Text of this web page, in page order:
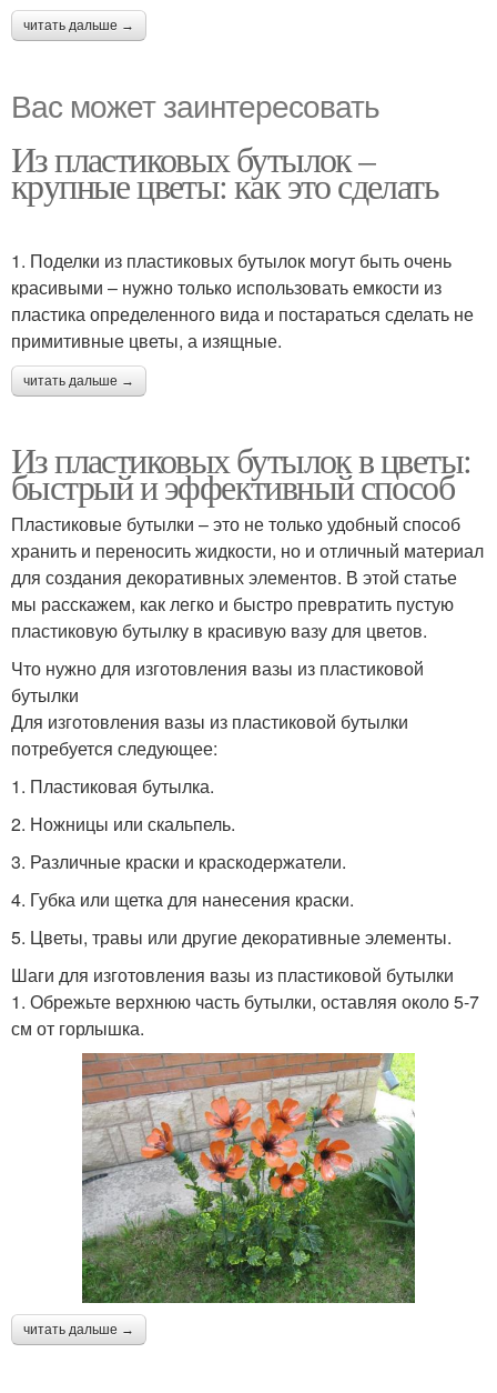
читать дальше →
Вас может заинтересовать
Из пластиковых бутылок –
крупные цветы: как это сделать
1. Поделки из пластиковых бутылок могут быть очень
красивыми – нужно только использовать емкости из
пластика определенного вида и постараться сделать не
примитивные цветы, а изящные.
читать дальше →
Из пластиковых бутылок в цветы:
быстрый и эффективный способ
Пластиковые бутылки – это не только удобный способ
хранить и переносить жидкости, но и отличный материал
для создания декоративных элементов. В этой статье
мы расскажем, как легко и быстро превратить пустую
пластиковую бутылку в красивую вазу для цветов.
Что нужно для изготовления вазы из пластиковой
бутылки
Для изготовления вазы из пластиковой бутылки
потребуется следующее:
1. Пластиковая бутылка.
2. Ножницы или скальпель.
3. Различные краски и краскодержатели.
4. Губка или щетка для нанесения краски.
5. Цветы, травы или другие декоративные элементы.
Шаги для изготовления вазы из пластиковой бутылки
1. Обрежьте верхнюю часть бутылки, оставляя около 5-7
см от горлышка.
читать дальше →